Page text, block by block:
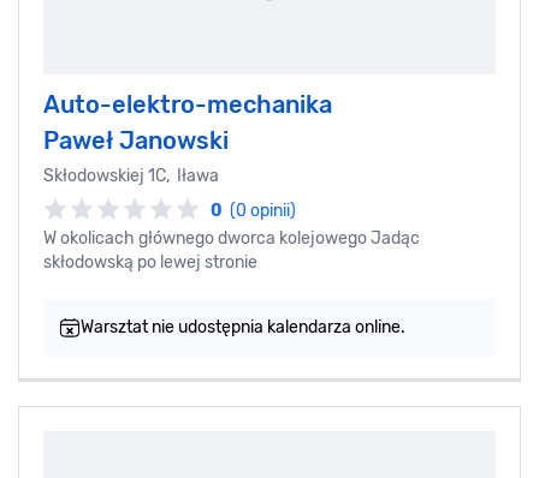
Auto-elektro-mechanika
Paweł Janowski
Skłodowskiej 1C, Iława
0 (0 opinii)
W okolicach głównego dworca kolejowego Jadąc
skłodowską po lewej stronie
Warsztat nie udostępnia kalendarza online.